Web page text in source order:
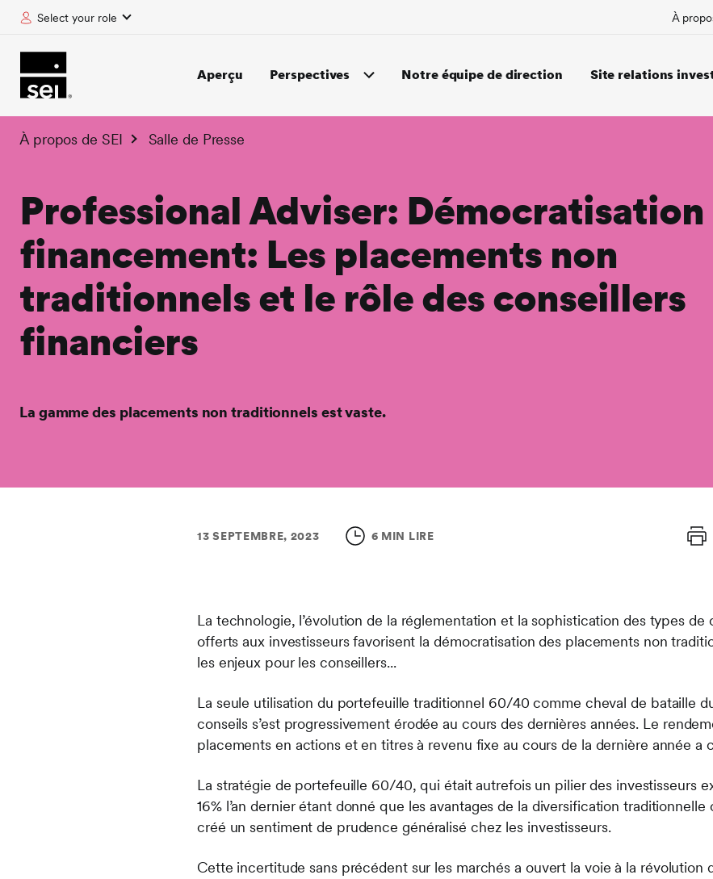
Aperçu Perspectives Notre équipe de direction Site relations
Select your role À
À propos de SEI Salle de Presse
Professional Adviser: Démocratisation
financement: Les placements non
traditionnels et le rôle des conseillers
financiers
La gamme des placements non traditionnels est vaste.
13 SEPTEMBRE, 2023 6 MIN LIRE
La technologie, l’évolution de la réglementation et la sophistication des types
offerts aux investisseurs favorisent la démocratisation des placements non
les enjeux pour les conseillers...
La seule utilisation du portefeuille traditionnel 60/40 comme cheval de bataille
conseils s’est progressivement érodée au cours des dernières années. Le
placements en actions et en titres à revenu fixe au cours de la dernière année a
La stratégie de portefeuille 60/40, qui était autrefois un pilier des investisseurs
16% l’an dernier étant donné que les avantages de la diversification
créé un sentiment de prudence généralisé chez les investisseurs.
Cette incertitude sans précédent sur les marchés a ouvert la voie à la révolution